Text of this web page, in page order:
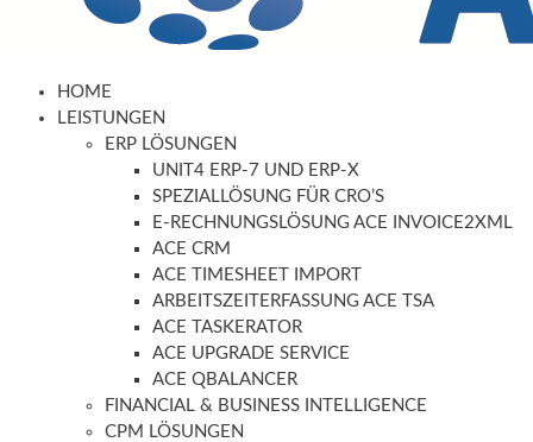
HOME
LEISTUNGEN
ERP LÖSUNGEN
UNIT4 ERP-7 UND ERP-X
SPEZIALLÖSUNG FÜR CRO’S
E-RECHNUNGSLÖSUNG ACE INVOICE2XML
ACE CRM
ACE TIMESHEET IMPORT
ARBEITSZEITERFASSUNG ACE TSA
ACE TASKERATOR
ACE UPGRADE SERVICE
ACE QBALANCER
FINANCIAL & BUSINESS INTELLIGENCE
CPM LÖSUNGEN